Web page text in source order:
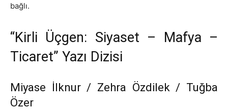
bağlı.
“Kirli Üçgen: Siyaset – Mafya –
Ticaret” Yazı Dizisi
Miyase İlknur / Zehra Özdilek / Tuğba
Özer